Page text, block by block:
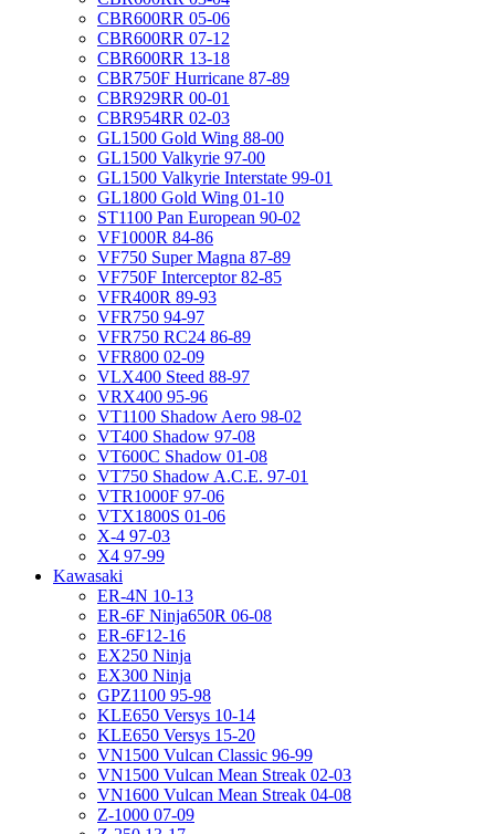
CBR600RR 05-06
CBR600RR 07-12
CBR600RR 13-18
CBR750F Hurricane 87-89
CBR929RR 00-01
CBR954RR 02-03
GL1500 Gold Wing 88-00
GL1500 Valkyrie 97-00
GL1500 Valkyrie Interstate 99-01
GL1800 Gold Wing 01-10
ST1100 Pan European 90-02
VF1000R 84-86
VF750 Super Magna 87-89
VF750F Interceptor 82-85
VFR400R 89-93
VFR750 94-97
VFR750 RC24 86-89
VFR800 02-09
VLX400 Steed 88-97
VRX400 95-96
VT1100 Shadow Aero 98-02
VT400 Shadow 97-08
VT600C Shadow 01-08
VT750 Shadow A.C.E. 97-01
VTR1000F 97-06
VTX1800S 01-06
X-4 97-03
X4 97-99
Kawasaki
ER-4N 10-13
ER-6F Ninja650R 06-08
ER-6F12-16
EX250 Ninja
EX300 Ninja
GPZ1100 95-98
KLE650 Versys 10-14
KLE650 Versys 15-20
VN1500 Vulcan Classic 96-99
VN1500 Vulcan Mean Streak 02-03
VN1600 Vulcan Mean Streak 04-08
Z-1000 07-09